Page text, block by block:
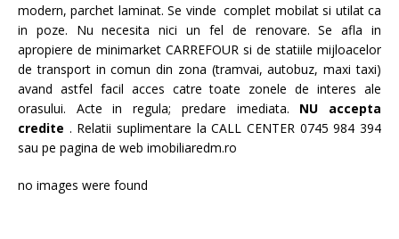
modern, parchet laminat. Se vinde complet mobilat si utilat ca
in poze. Nu necesita nici un fel de renovare. Se afla in
apropiere de minimarket CARREFOUR si de statiile mijloacelor
de transport in comun din zona (tramvai, autobuz, maxi taxi)
avand astfel facil acces catre toate zonele de interes ale
orasului. Acte in regula; predare imediata. NU accepta
credite . Relatii suplimentare la CALL CENTER 0745 984 394
sau pe pagina de web imobiliaredm.ro
no images were found